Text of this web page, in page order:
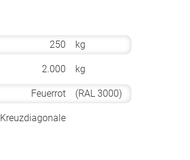
250 kg
2.000 kg
Feuerrot (RAL 3000)
Kreuzdiagonale